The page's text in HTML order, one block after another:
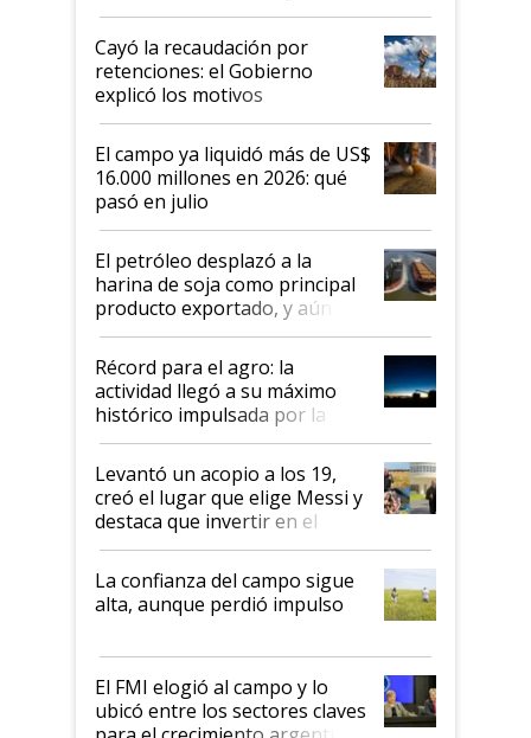
al Congreso Aapresid y hasta se
habló del financiamiento al IPCVA
Cayó la recaudación por
retenciones: el Gobierno
explicó los motivos
El campo ya liquidó más de US$
16.000 millones en 2026: qué
pasó en julio
El petróleo desplazó a la
harina de soja como principal
producto exportado, y aún así
el agro aportó casi seis de cada
diez dólares y sostuvo el
liderazgo en un semestre
récord
Récord para el agro: la
actividad llegó a su máximo
histórico impulsada por la
cosecha y las exportaciones
Levantó un acopio a los 19,
creó el lugar que elige Messi y
destaca que invertir en el
kirchnerismo era como "darle
plata a un hijo para droga":
Juan Félix Rossetti, el libertario
que de una dura crisis salió
de Milei
La confianza del campo sigue
alta, aunque perdió impulso
El FMI elogió al campo y lo
ubicó entre los sectores claves